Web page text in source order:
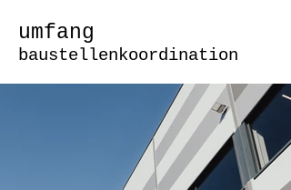
umfang
baustellenkoordination